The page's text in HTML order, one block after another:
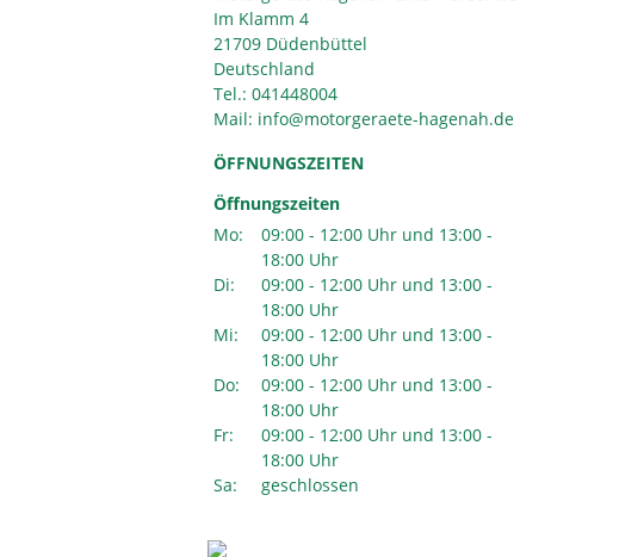
Im Klamm 4
21709 Düdenbüttel
Deutschland
Tel.: 041448004
Mail:
ÖFFNUNGSZEITEN
Öffnungszeiten
Mo:
09:00 - 12:00 Uhr und 13:00 -
18:00 Uhr
Di:
09:00 - 12:00 Uhr und 13:00 -
18:00 Uhr
Mi:
09:00 - 12:00 Uhr und 13:00 -
18:00 Uhr
Do:
09:00 - 12:00 Uhr und 13:00 -
18:00 Uhr
Fr:
09:00 - 12:00 Uhr und 13:00 -
18:00 Uhr
Sa:
geschlossen